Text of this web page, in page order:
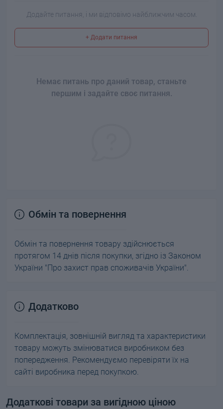
Додайте питання, і ми відповімо найближчим часом.
+ Додати питання
Немає питань про даний товар, станьте
першим і задайте своє питання.
Обмін та повернення
Обмін та повернення товару здійснюється
протягом 14 днів після покупки, згідно із Законом
України "Про захист прав споживачів України".
Додатково
Комплектація, зовнішній вигляд та характеристики
товару можуть змінюватися виробником без
попередження. Рекомендуємо перевіряти їх на
сайті виробника перед покупкою.
Додаткові товари за вигідною ціною